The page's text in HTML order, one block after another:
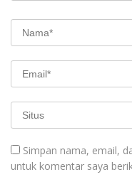
Simpan nama, email,
untuk komentar saya